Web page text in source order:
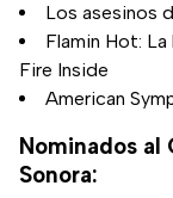
Los asesinos
Flamin Hot:
Fire Inside
American
Nominados al
Sonora: